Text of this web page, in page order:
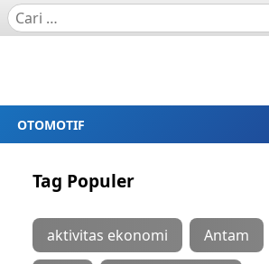
OTOMOTIF
Tag Populer
aktivitas ekonomi Antam